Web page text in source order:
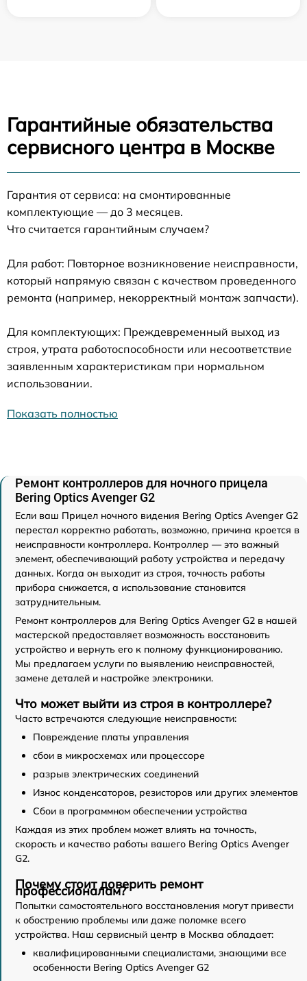
Гарантийные обязательства
сервисного центра в Москве
Гарантия от сервиса: на смонтированные
комплектующие — до 3 месяцев.
Что считается гарантийным случаем?
Для работ: Повторное возникновение неисправности,
который напрямую связан с качеством проведенного
ремонта (например, некорректный монтаж запчасти).
Для комплектующих: Преждевременный выход из
строя, утрата работоспособности или несоответствие
заявленным характеристикам при нормальном
использовании.
Показать полностью
Ремонт контроллеров для ночного прицела
Bering Optics Avenger G2
Если ваш Прицел ночного видения Bering Optics Avenger G2
перестал корректно работать, возможно, причина кроется в
неисправности контроллера. Контроллер — это важный
элемент, обеспечивающий работу устройства и передачу
данных. Когда он выходит из строя, точность работы
прибора снижается, а использование становится
затруднительным.
Ремонт контроллеров для Bering Optics Avenger G2 в нашей
мастерской предоставляет возможность восстановить
устройство и вернуть его к полному функционированию.
Мы предлагаем услуги по выявлению неисправностей,
замене деталей и настройке электроники.
Что может выйти из строя в контроллере?
Часто встречаются следующие неисправности:
Повреждение платы управления
сбои в микросхемах или процессоре
разрыв электрических соединений
Износ конденсаторов, резисторов или других элементов
Сбои в программном обеспечении устройства
Каждая из этих проблем может влиять на точность,
скорость и качество работы вашего Bering Optics Avenger
G2.
Почему стоит доверить ремонт
профессионалам?
Попытки самостоятельного восстановления могут привести
к обострению проблемы или даже поломке всего
устройства. Наш сервисный центр в Москва обладает:
квалифицированными специалистами, знающими все
особенности Bering Optics Avenger G2